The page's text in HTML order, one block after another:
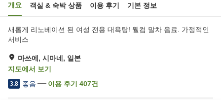
개요 객실 & 숙박 상품 이용 후기 기본 정보
새롭게 리노베이션 된 여성 전용 대욕탕! 웰컴 말차 음료. 가정적인
서비스
마쓰에, 시마네, 일본
지도에서 보기
3.8 좋음 이용 후기 407건